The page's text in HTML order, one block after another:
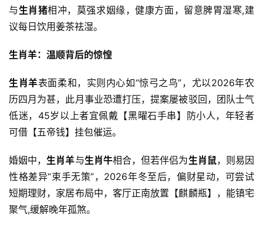
与生肖猪相冲，莫强求姻缘，健康方面，留意脾胃湿寒,建
议每日饮用姜茶祛湿。
生肖羊：温顺背后的惊惶
生肖羊表面柔和，实则内心如“惊弓之鸟”，尤以2026年农
历四月为甚，此月事业恐遭打压，提案屡被驳回，团队士气
低迷，45岁以上者宜佩戴【黑曜石手串】防小人，年轻者
可借【五帝钱】挂包催运。
婚姻中，生肖羊与生肖牛相合，但若伴侣为生肖鼠，则易因
性格差异“束手无策”，2026年冬至后，偏财星动，可尝试
短期理财，家居布局中，客厅正南放置【麒麟瓶】，能镇宅
聚气,缓解晚年孤煞。